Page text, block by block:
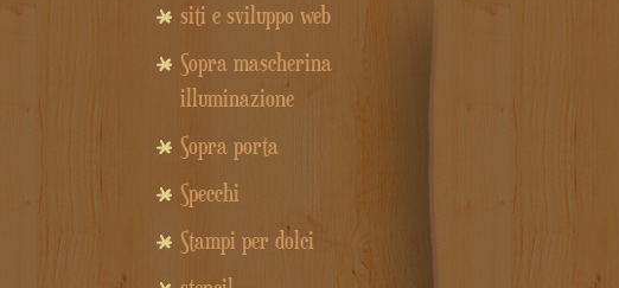
siti e sviluppo web
Sopra mascherina
illuminazione
Sopra porta
Specchi
Stampi per dolci